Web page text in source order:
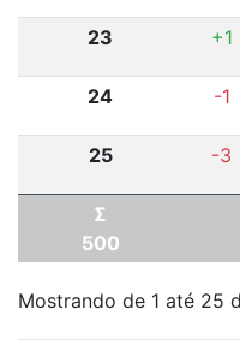
23 +1
24 -1
25 -3
Σ
500
Mostrando de 1 até 25